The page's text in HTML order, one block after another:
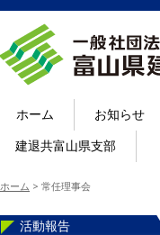
ホーム お知らせ
建退共富山県支部
ホーム > 常任理事会
活動報告